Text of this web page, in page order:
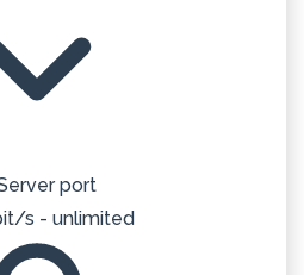
s - unlimited